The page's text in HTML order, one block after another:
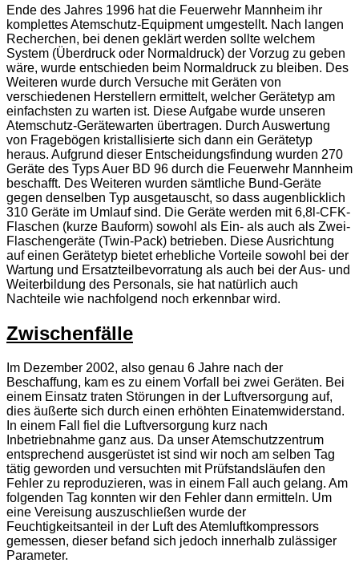
Ende des Jahres 1996 hat die Feuerwehr Mannheim ihr
komplettes Atemschutz-Equipment umgestellt. Nach langen
Recherchen, bei denen geklärt werden sollte welchem
System (Überdruck oder Normaldruck) der Vorzug zu geben
wäre, wurde entschieden beim Normaldruck zu bleiben. Des
Weiteren wurde durch Versuche mit Geräten von
verschiedenen Herstellern ermittelt, welcher Gerätetyp am
einfachsten zu warten ist. Diese Aufgabe wurde unseren
Atemschutz-Gerätewarten übertragen. Durch Auswertung
von Fragebögen kristallisierte sich dann ein Gerätetyp
heraus. Aufgrund dieser Entscheidungsfindung wurden 270
Geräte des Typs Auer BD 96 durch die Feuerwehr Mannheim
beschafft. Des Weiteren wurden sämtliche Bund-Geräte
gegen denselben Typ ausgetauscht, so dass augenblicklich
310 Geräte im Umlauf sind. Die Geräte werden mit 6,8l-CFK-
Flaschen (kurze Bauform) sowohl als Ein- als auch als Zwei-
Flaschengeräte (Twin-Pack) betrieben. Diese Ausrichtung
auf einen Gerätetyp bietet erhebliche Vorteile sowohl bei der
Wartung und Ersatzteilbevorratung als auch bei der Aus- und
Weiterbildung des Personals, sie hat natürlich auch
Nachteile wie nachfolgend noch erkennbar wird.
Zwischenfälle
Im Dezember 2002, also genau 6 Jahre nach der
Beschaffung, kam es zu einem Vorfall bei zwei Geräten. Bei
einem Einsatz traten Störungen in der Luftversorgung auf,
dies äußerte sich durch einen erhöhten Einatemwiderstand.
In einem Fall fiel die Luftversorgung kurz nach
Inbetriebnahme ganz aus. Da unser Atemschutzzentrum
entsprechend ausgerüstet ist sind wir noch am selben Tag
tätig geworden und versuchten mit Prüfstandsläufen den
Fehler zu reproduzieren, was in einem Fall auch gelang. Am
folgenden Tag konnten wir den Fehler dann ermitteln. Um
eine Vereisung auszuschließen wurde der
Feuchtigkeitsanteil in der Luft des Atemluftkompressors
gemessen, dieser befand sich jedoch innerhalb zulässiger
Parameter.